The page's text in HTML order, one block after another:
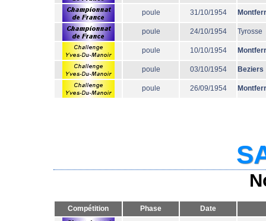
poule 31/10/1954
poule 24/10/1954 Tyrosse
poule 10/10/1954
poule 03/10/1954 Beziers
poule 26/09/1954
Compétition Phase Date